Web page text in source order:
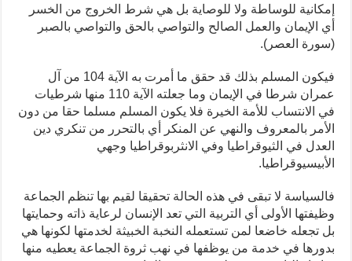
إمكانية للوساطة ولا للوصاية بل هي شرط الخروج من الخسر
أي الإيمان والعمل الصالح والتواصي بالحق والتواصي بالصبر
(سورة العصر).
فيكون المسلم بذلك قد حقق ما أمرت به الآية 104 من آل
عمران شرطا في الإيمان وما جعلته الآية 110 منها شرطيات
في الانتساب للأمة الخيرة فلا يكون المسلم مسلما حقا من دون
الأمر بالمعروف والنهي عن المنكر أي بالتحرر من تنكري دين
العدل في الثيوقراطيا وفي الانثربوقراطيا وجهي
الأبيسيوقراطيا.
فالسياسة لا تبقى في هذه الحالة تحقيقا لقيم بها تنظم الجماعة
وظيفتها الأولى أي التربية التي تعد الإنسان لرعاية ذاته وحمايتها
بل تجعله خاضعا لمن تستعمله النخبة الخبيثة لخدمتها لكونها هي
بدورها في خدمة من يوظفها في نهب ثروة الجماعة يعطيه منها